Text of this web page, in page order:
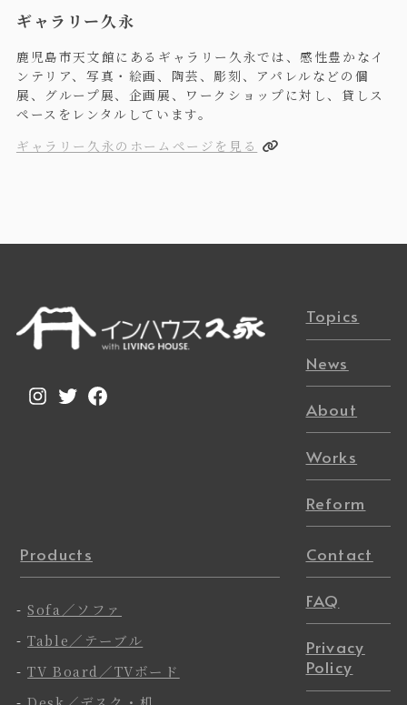
ギャラリー久永
鹿児島市天文館にあるギャラリー久永では、感性豊かなイ
ンテリア、写真・絵画、陶芸、彫刻、アパレルなどの個
展、グループ展、企画展、ワークショップに対し、貸しス
ペースをレンタルしています。
ギャラリー久永のホームページを見る
Instagram
TwitterFacebook
Topics
News
About
Works
Reform
Products
-Sofa／ソファ
-Table／テーブル
-TV Board／TVボード
Contact
FAQ
Privacy
Policy